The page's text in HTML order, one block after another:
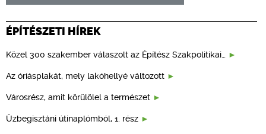
ÉPÍTÉSZETI HÍREK
Közel 300 szakember válaszolt az Építész Szakpolitikai…
Az óriásplakát, mely lakóhellyé változott
Városrész, amit körülölel a természet
Üzbegisztáni útinaplómból, 1. rész